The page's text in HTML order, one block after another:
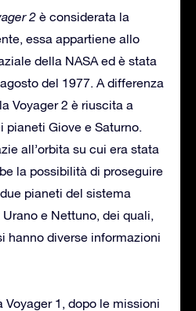
2 è considerata la
essa appartiene allo
della NASA ed è stata
del 1977. A differenza
Voyager 2 è riuscita a
pianeti Giove e Saturno.
all’orbita su cui era stata
la possibilità di proseguire
pianeti del sistema
e Nettuno, dei quali,
hanno diverse informazioni
1, dopo le missioni